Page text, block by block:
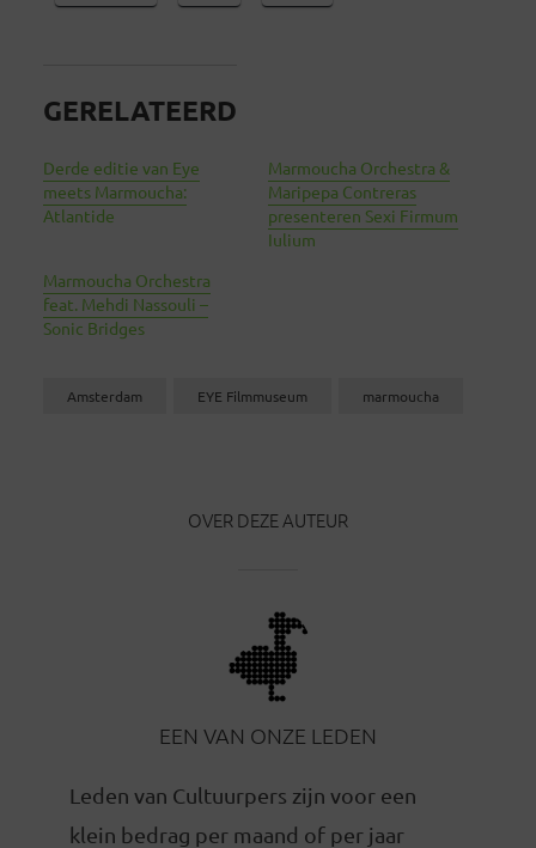
GERELATEERD
Derde editie van Eye
meets Marmoucha:
Atlantide
Marmoucha Orchestra &
Maripepa Contreras
presenteren Sexi Firmum
Iulium
Marmoucha Orchestra
feat. Mehdi Nassouli –
Sonic Bridges
Amsterdam EYE Filmmuseum marmoucha
OVER DEZE AUTEUR
EEN VAN ONZE LEDEN
Leden van Cultuurpers zijn voor een
klein bedrag per maand of per jaar